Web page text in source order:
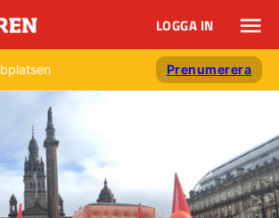
LOGGA IN
Prenumerera